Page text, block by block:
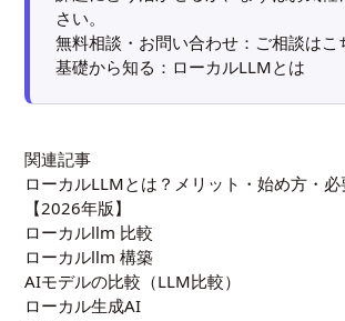
さい。
無料相談・お問い合わせ： ご相談はこ
基礎から知る： ローカルLLMとは
関連記事
ローカルLLMとは？メリット・始め方・必
【2026年版】
ローカルllm 比較
ローカルllm 構築
AIモデルの比較（LLM比較）
ローカル生成AI